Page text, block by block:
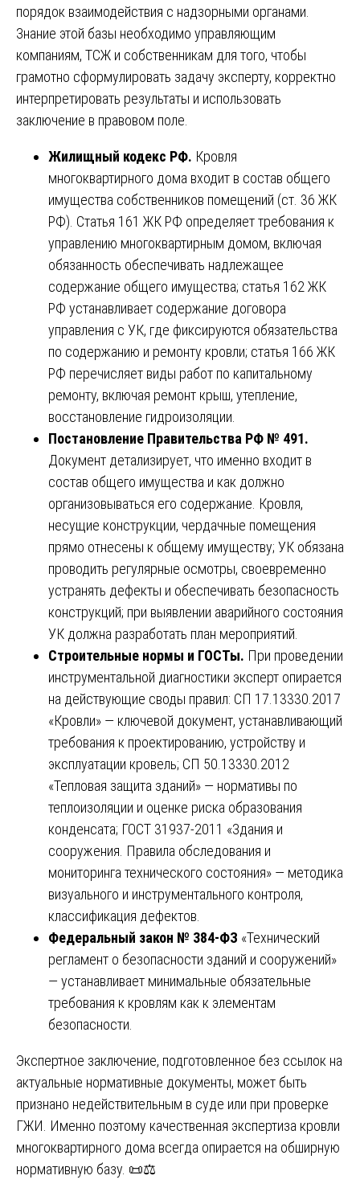
порядок взаимодействия с надзорными органами.
Знание этой базы необходимо управляющим
компаниям, ТСЖ и собственникам для того, чтобы
грамотно сформулировать задачу эксперту, корректно
интерпретировать результаты и использовать
заключение в правовом поле.
Жилищный кодекс РФ. Кровля
многоквартирного дома входит в состав общего
имущества собственников помещений (ст. 36 ЖК
РФ). Статья 161 ЖК РФ определяет требования к
управлению многоквартирным домом, включая
обязанность обеспечивать надлежащее
содержание общего имущества; статья 162 ЖК
РФ устанавливает содержание договора
управления с УК, где фиксируются обязательства
по содержанию и ремонту кровли; статья 166 ЖК
РФ перечисляет виды работ по капитальному
ремонту, включая ремонт крыш, утепление,
восстановление гидроизоляции.
Постановление Правительства РФ № 491.
Документ детализирует, что именно входит в
состав общего имущества и как должно
организовываться его содержание. Кровля,
несущие конструкции, чердачные помещения
прямо отнесены к общему имуществу; УК обязана
проводить регулярные осмотры, своевременно
устранять дефекты и обеспечивать безопасность
конструкций; при выявлении аварийного состояния
УК должна разработать план мероприятий.
Строительные нормы и ГОСТы. При проведении
инструментальной диагностики эксперт опирается
на действующие своды правил: СП 17.13330.2017
«Кровли» — ключевой документ, устанавливающий
требования к проектированию, устройству и
эксплуатации кровель; СП 50.13330.2012
«Тепловая защита зданий» — нормативы по
теплоизоляции и оценке риска образования
конденсата; ГОСТ 31937-2011 «Здания и
сооружения. Правила обследования и
мониторинга технического состояния» — методика
визуального и инструментального контроля,
классификация дефектов.
Федеральный закон № 384-ФЗ «Технический
регламент о безопасности зданий и сооружений»
— устанавливает минимальные обязательные
требования к кровлям как к элементам
безопасности.
Экспертное заключение, подготовленное без ссылок на
актуальные нормативные документы, может быть
признано недействительным в суде или при проверке
ГЖИ. Именно поэтому качественная экспертиза кровли
многоквартирного дома всегда опирается на обширную
нормативную базу. 📜⚖️